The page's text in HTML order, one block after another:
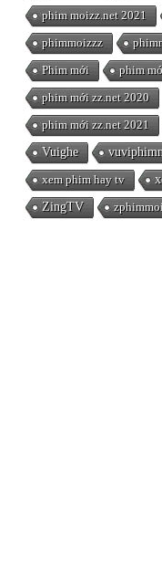
phim moizz.net 2021
phimmoizzz
Phim mới
phim
phim mới zz.net 2020
phim mới zz.net 2021
Vuighe
xem phim hay tv
ZingTV